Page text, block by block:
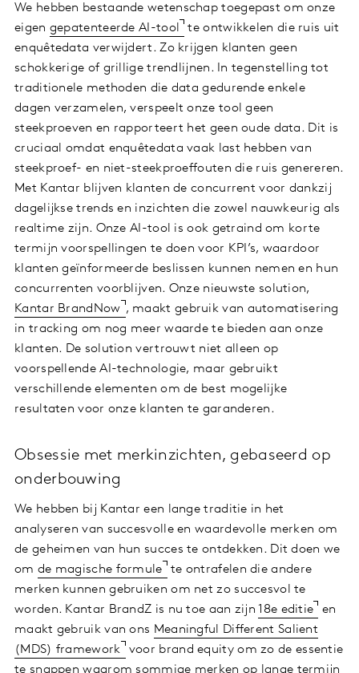
We hebben bestaande wetenschap toegepast om onze
eigen gepatenteerde AI-tool
te ontwikkelen die ruis uit
enquêtedata verwijdert. Zo krijgen klanten geen
schokkerige of grillige trendlijnen. In tegenstelling tot
traditionele methoden die data gedurende enkele
dagen verzamelen, verspeelt onze tool geen
steekproeven en rapporteert het geen oude data. Dit is
cruciaal omdat enquêtedata vaak last hebben van
steekproef- en niet-steekproeffouten die ruis genereren.
Met Kantar blijven klanten de concurrent voor dankzij
dagelijkse trends en inzichten die zowel nauwkeurig als
realtime zijn. Onze AI-tool is ook getraind om korte
termijn voorspellingen te doen voor KPI’s, waardoor
klanten geïnformeerde beslissen kunnen nemen en hun
concurrenten voorblijven. Onze nieuwste solution,
Kantar BrandNow , maakt gebruik van automatisering
in tracking om nog meer waarde te bieden aan onze
klanten. De solution vertrouwt niet alleen op
voorspellende AI-technologie, maar gebruikt
verschillende elementen om de best mogelijke
resultaten voor onze klanten te garanderen.
Obsessie met merkinzichten, gebaseerd op
onderbouwing
We hebben bij Kantar een lange traditie in het
analyseren van succesvolle en waardevolle merken om
de geheimen van hun succes te ontdekken. Dit doen we
om de magische formule te ontrafelen die andere
merken kunnen gebruiken om net zo succesvol te
worden. Kantar BrandZ is nu toe aan zijn18e editie
en
maakt gebruik van ons Meaningful Different Salient
(MDS) framework voor brand equity om zo de essentie
te snappen waarom sommige merken op lange termijn